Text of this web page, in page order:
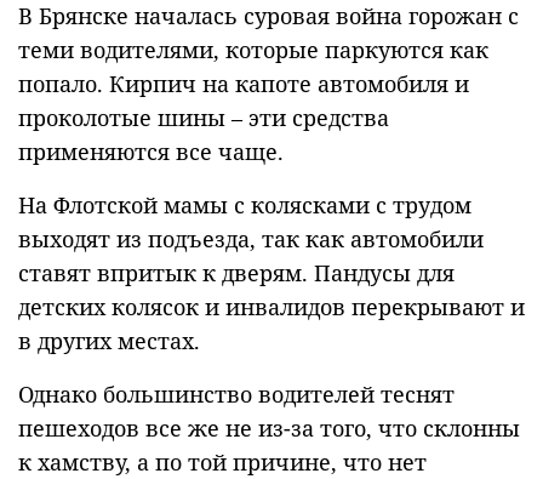
В Брянске началась суровая война горожан с
теми водителями, которые паркуются как
попало. Кирпич на капоте автомобиля и
проколотые шины – эти средства
применяются все чаще.
На Флотской мамы с колясками с трудом
выходят из подъезда, так как автомобили
ставят впритык к дверям. Пандусы для
детских колясок и инвалидов перекрывают и
в других местах.
Однако большинство водителей теснят
пешеходов все же не из-за того, что склонны
к хамству, а по той причине, что нет